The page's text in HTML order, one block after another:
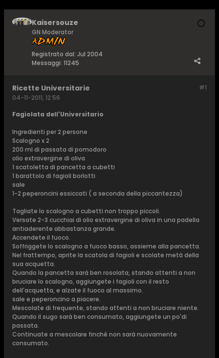
Kaisersouze
GN Moderator
Registrato dal: Jul 2004
Messaggi: 11245
#1
Ricette Universitarie
04-11-2011, 12:56
Fagiolata dell'Universitario
Ingredienti per 2 persone
Scalogno x 2
200 ml di passata di pomodoro
olio extravergine di oliva
1 scatoletta di pancetta a cubetti
1 barattolo di fagioli borlotti
sale
1-2 peperoncini essiccati ( a seconda della piccantezza)
Tagliate lo scalogno a cubetti non troppo piccoli.
Versate 2-3 cucchiai di olio extravergine di oliva in una padella
antiaderente abbastanza grande.
Accendete il fuoco.
Soffriggete lo scalogno a fuoco basso, assieme alla pancetta.
Nel frattempo, aprite la scatola di fagioli e scolate metà della
sua acquetta.
Quando la pancetta sarà ben rosolata, stando attenti a non
bruciare lo scalogno, aggiungete i fagioli con il resto
dell'acquetta, e alzate il fuoco al massimo.
sale e peperoncino a piacere.
Mescolate di frequente, stando attenti a non bruciare niente.
Quando il sugo sarà ben consumato, aggiungete un po'di
passata.
Continuate a mescolare finché non sarà nuovamente
consumato.